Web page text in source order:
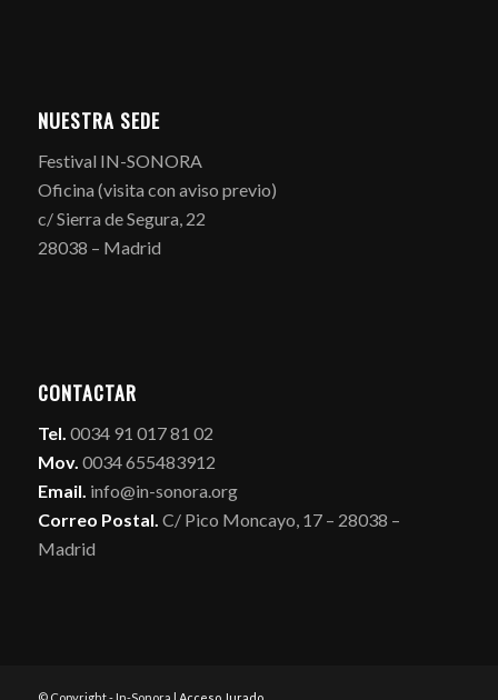
NUESTRA SEDE
Festival IN-SONORA
Oficina (visita con aviso previo)
c/ Sierra de Segura, 22
28038 – Madrid
CONTACTAR
Tel. 0034 91 017 81 02
Mov. 0034 655483912
Email. info@in-sonora.org
Correo Postal. C/ Pico Moncayo, 17 – 28038 –
Madrid